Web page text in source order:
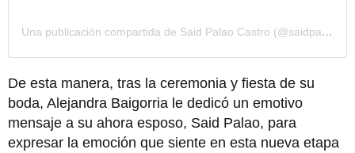
Una publicación compartida de Said Palao Castro (@saidpalao_fit)
De esta manera, tras la ceremonia y fiesta de su
boda, Alejandra Baigorria le dedicó un emotivo
mensaje a su ahora esposo, Said Palao, para
expresar la emoción que siente en esta nueva etapa